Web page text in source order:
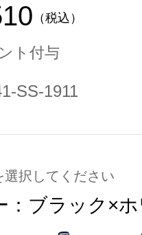
（税込）
ト付与
SS-1911
選択してください
ブラック×ホ